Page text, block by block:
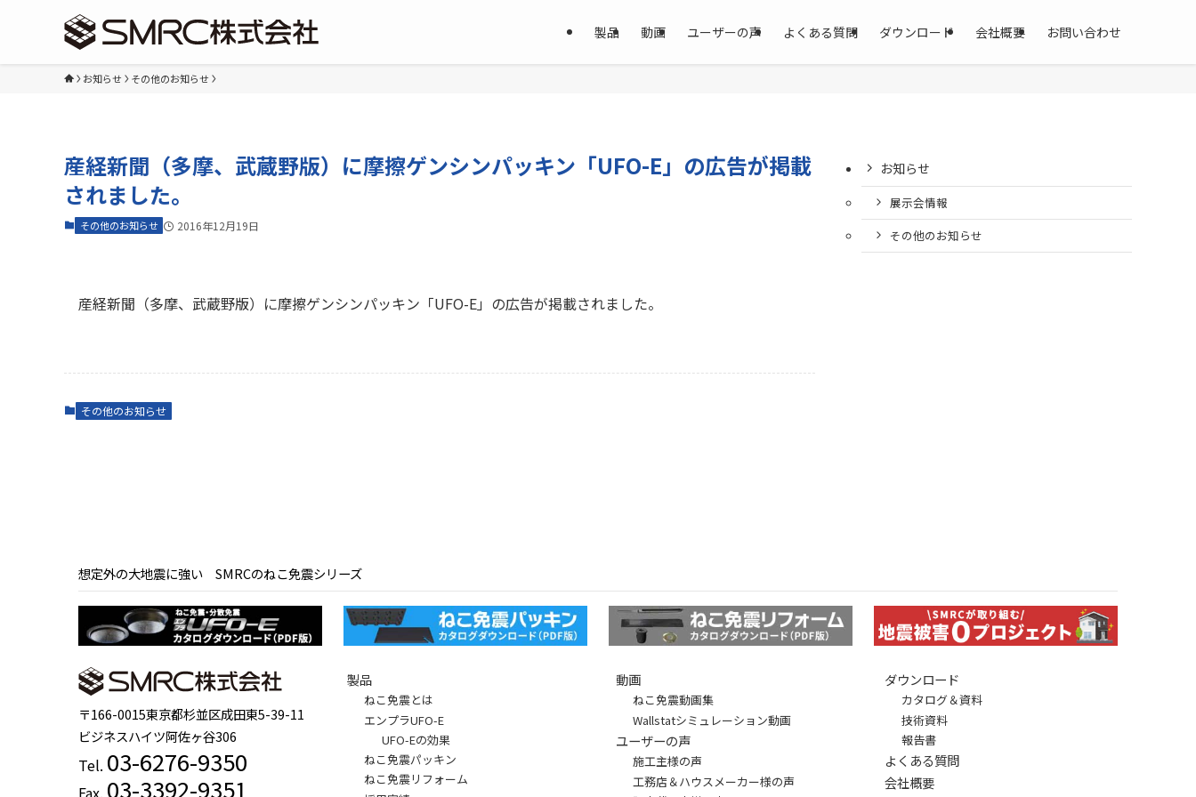
製品 動画 ユーザーの声 よくある質問 ダウンロード 会社概要 お問い合わせ
お知らせ その他のお知らせ
産経新聞（多摩、武蔵野版）に摩擦ゲンシンパッキン「UFO-E」の広告が掲載
されました。
その他のお知らせ 2016年12月19日
産経新聞（多摩、武蔵野版）に摩擦ゲンシンパッキン「UFO-E」の広告が掲載されました。
その他のお知らせ
お知らせ
展示会情報
その他のお知らせ
想定外の大地震に強い SMRCのねこ免震シリーズ
〒166-0015東京都杉並区成田東5-39-11
ビジネスハイツ阿佐ヶ谷306
Tel. 03-6276-9350
Fax. 03-3392-9351
製品
ねこ免震とは
エンプラUFO-E
UFO-Eの効果
ねこ免震パッキン
ねこ免震リフォーム
動画
ねこ免震動画集
Wallstatシミュレーション動画
ユーザーの声
施工主様の声
工務店＆ハウスメーカー様の声
ダウンロード
カタログ＆資料
技術資料
報告書
よくある質問
会社概要